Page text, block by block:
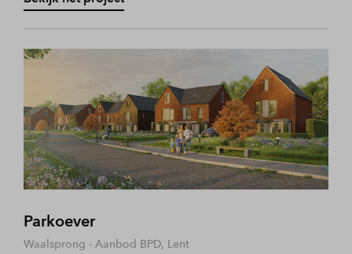
Parkoever
Waalsprong - Aanbod BPD, Lent